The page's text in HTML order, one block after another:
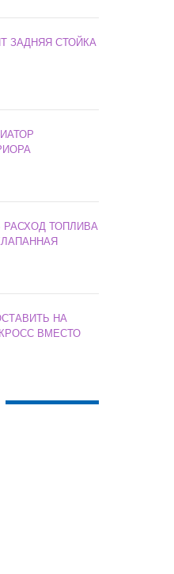
ЗАДНЯЯ СТОЙКА
ТОПЛИВА
НА
ВМЕСТО